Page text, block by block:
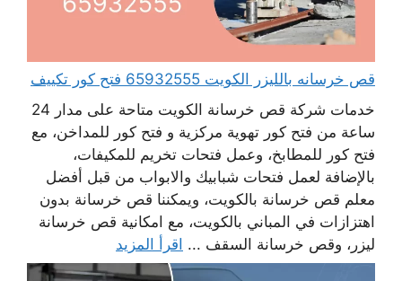
قص خرسانه بالليزر الكويت 65932555 فتح كور تكييف
خدمات شركة قص خرسانة الكويت متاحة على مدار 24
ساعة من فتح كور تهوية مركزية و فتح كور للمداخن، مع
فتح كور للمطابخ، وعمل فتحات تخريم للمكيفات،
بالإضافة لعمل فتحات شبابيك والابواب من قبل أفضل
معلم قص خرسانة بالكويت، ويمكننا قص خرسانة بدون
اهتزازات في المباني بالكويت، مع امكانية قص خرسانة
ليزر، وقص خرسانة السقف ... اقرأ المزيد